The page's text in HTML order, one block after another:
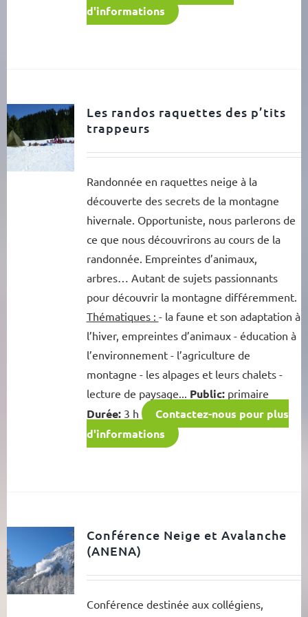
d'informations
Les randos raquettes des p’tits
trappeurs
Randonnée en raquettes neige à la
découverte des secrets de la montagne
hivernale. Opportuniste, nous parlerons de
ce que nous découvrirons au cours de la
randonnée. Empreintes d’animaux,
arbres… Autant de sujets passionnants
pour découvrir la montagne différemment.
Thématiques : - la faune et son adaptation à
l’hiver, empreintes d’animaux - éducation à
l’environnement - l’agriculture de
montagne - les alpages et leurs chalets -
lecture de paysage... Public:primaire
Durée:3 h
Contactez-nous pour plus
d'informations
Conférence Neige et Avalanche
(ANENA)
Conférence destinée aux collégiens,